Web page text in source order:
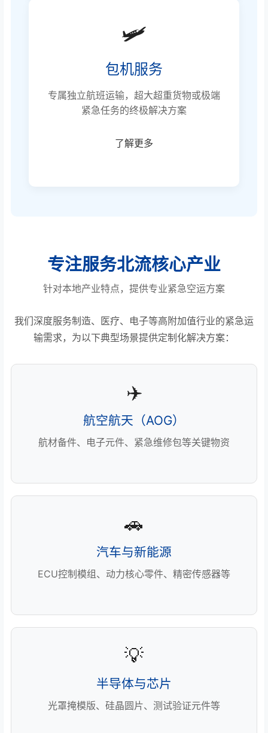
🛩️
包机服务
专属独立航班运输，超大超重货物或极端
紧急任务的终极解决方案
了解更多
专注服务北流核心产业
针对本地产业特点，提供专业紧急空运方案
我们深度服务制造、医疗、电子等高附加值行业的紧急运
输需求，为以下典型场景提供定制化解决方案：
✈️
航空航天（AOG）
航材备件、电子元件、紧急维修包等关键物资
🚗
汽车与新能源
ECU控制模组、动力核心零件、精密传感器等
💡
半导体与芯片
光罩掩模版、硅晶圆片、测试验证元件等